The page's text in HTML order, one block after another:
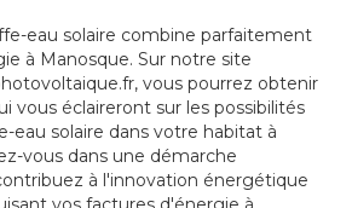
eau solaire combine parfaitement
à Manosque. Sur notre site
vous pourrez obtenir
vous éclaireront sur les possibilités
eau solaire dans votre habitat à
vous dans une démarche
à l'innovation énergétique